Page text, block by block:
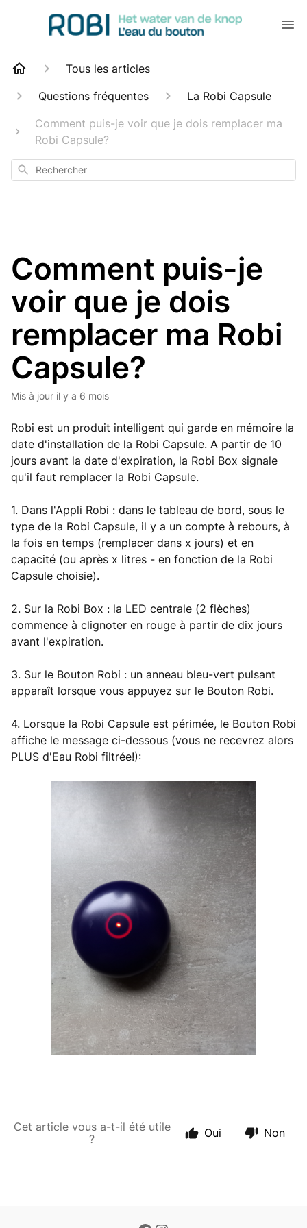
Tous les articles
Questions fréquentes
La Robi Capsule
Comment puis-je voir que je dois remplacer ma
Robi Capsule?
Rechercher
Comment puis-je
voir que je dois
remplacer ma Robi
Capsule?
Mis à jour il y a 6 mois
Robi est un produit intelligent qui garde en mémoire la
date d'installation de la Robi Capsule. A partir de 10
jours avant la date d'expiration, la Robi Box signale
qu'il faut remplacer la Robi Capsule.
1. Dans l'Appli Robi : dans le tableau de bord, sous le
type de la Robi Capsule, il y a un compte à rebours, à
la fois en temps (remplacer dans x jours) et en
capacité (ou après x litres - en fonction de la Robi
Capsule choisie).
2. Sur la Robi Box : la LED centrale (2 flèches)
commence à clignoter en rouge à partir de dix jours
avant l'expiration.
3. Sur le Bouton Robi : un anneau bleu-vert pulsant
apparaît lorsque vous appuyez sur le Bouton Robi.
4. Lorsque la Robi Capsule est périmée, le Bouton Robi
affiche le message ci-dessous (vous ne recevrez alors
PLUS d'Eau Robi filtrée!):
Cet article vous a-t-il été utile
?
Oui Non